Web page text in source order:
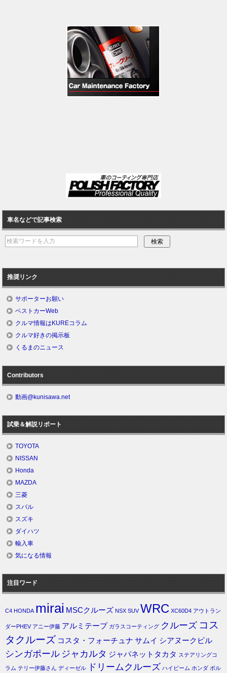
車名などで記事検索
推奨リンク
サポーターお願い
ベストカーWeb
クルマ情報はKUREコラム
クルマ好きの掲示板
くるまのニュース
Contributors
動画@kunisawa.net
試乗＆解説リポート
TOYOTA
NISSAN
Honda
MAZDA
三菱
スバル
スズキ
ダイハツ
輸入車
気になる情報
注目ワード
C4 HONDA mirai MSCクルーズ NSX SUV WRC XC60D4 アウトラン
ダーPHEV アニー伊藤 アルミテープ ガラスコーティング クルーズ コス
タクルーズ コスタ・フォーチュナ サムイ シアヌークビル
シンガポール ジャカルタ ジャパネットタカタ ステアリングコ
ラム テリー伊藤さん ディーゼル ドリームクルーズ ハイビーム ホンダ ボル